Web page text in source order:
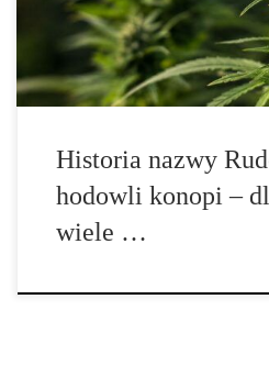
wszystkim z autofloweringiem. W
ruderalisów jest znacznie […]
Historia nazwy
hodowli konopi –
wiele …